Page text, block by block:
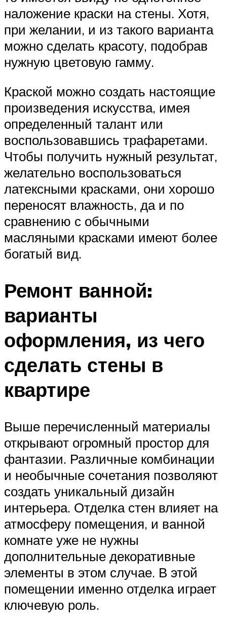
наложение краски на стены. Хотя,
при желании, и из такого варианта
можно сделать красоту, подобрав
нужную цветовую гамму.
Краской можно создать настоящие
произведения искусства, имея
определенный талант или
воспользовавшись трафаретами.
Чтобы получить нужный результат,
желательно воспользоваться
латексными красками, они хорошо
переносят влажность, да и по
сравнению с обычными
масляными красками имеют более
богатый вид.
Ремонт ванной:
варианты
оформления, из чего
сделать стены в
квартире
Выше перечисленный материалы
открывают огромный простор для
фантазии. Различные комбинации
и необычные сочетания позволяют
создать уникальный дизайн
интерьера. Отделка стен влияет на
атмосферу помещения, и ванной
комнате уже не нужны
дополнительные декоративные
элементы в этом случае. В этой
помещении именно отделка играет
ключевую роль.